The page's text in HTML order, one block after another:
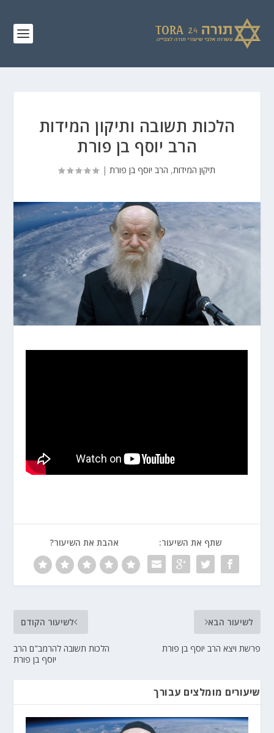
הלכות תשובה ותיקון המידות
הרב יוסף בן פורת
תיקון המידות, הרב יוסף בן פורת |
שתף את השיעור: אהבת את השיעור?
לשיעור הקודם
הלכות תשובה להרמב"ם הרב
יוסף בן פורת
לשיעור הבא
פרשת ויצא הרב יוסף בן פורת
שיעורים מומלצים עבורך